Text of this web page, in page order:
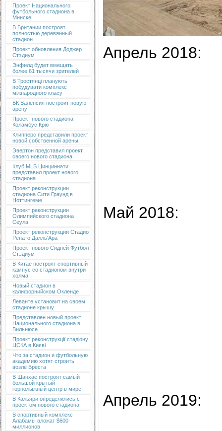
Проект Национального
футбольного стадиона в
Минске
В Британии построят
полностью деревянный
стадион
Проект обновления Доджер
Стэдиум
Энфилд будет вмещать
более 61 тысячи зрителей
В Тростянці планують
побудувати комплекс
міжнародного класу
БК Валенсия построит новую
арену
Проект нового стадиона
Коламбус Крю
Клипперс представили проект
новой собственной арены
Эвертон представил проект
своего нового стадиона
Клуб MLS Цинциннати
представил проект нового
стадиона
Проект реконструкции
стадиона Сити Граунд в
Ноттингеме
Проект реконструкции
Олимпийского стадиона
Сеула
Проект реконструкции Стадио
Ренато Далль'Ара
Проект нового Сидней Футбол
Стэдиум
В Китае построят спортивный
кампус со стадионом внутри
холма
Новый стадион в
калифорнийском Окленде
Леванте установит на своем
стадионе крышу
Представлен новый проект
Национального стадиона в
Вильнюсе
Проект реконструкції стадіону
ЦСКА в Києві
Что за стадион и футбольную
академию хотят строить
возле Бреста
В Шанхае построят самый
большой крытый
горнолыжный центр в мире
В Кальяри определились с
проектом нового стадиона
В спортивный комплекс
Алабамы вложат $600
миллионов
Апрель 2018:
Май 2018:
Апрель 2019: